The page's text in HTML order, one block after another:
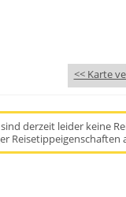
<< Karte
derzeit leider keine